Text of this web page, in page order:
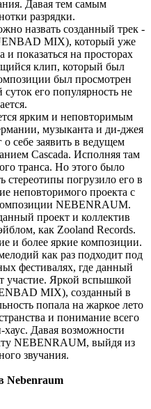
Давая тем самым
разрядки.
назвать созданный трек -
MIX), который уже
и показаться на просторах
клип, который был
был просмотрен
его популярность не
ярким и неповторимым
музыканта и ди-джея
себе заявить в ведущем
Cascada. Исполняя там
транса. Но этого было
стереотипы погрузило его в
неповторимого проекта с
NEBENRAUM.
проект и коллектив
как Zooland Records.
и более яркие композиции.
как раз подходит под
фестивалях, где данный
участие. Яркой вспышкой
MIX), созданный в
попала на жаркое лето
и понимание всего
Давая возможности
NEBENRAUM, выйдя из
звучания.
Nebenraum